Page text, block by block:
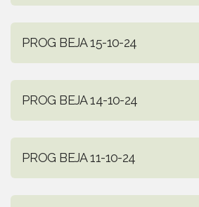
PROG BEJA 15-10-24
PROG BEJA 14-10-24
PROG BEJA 11-10-24